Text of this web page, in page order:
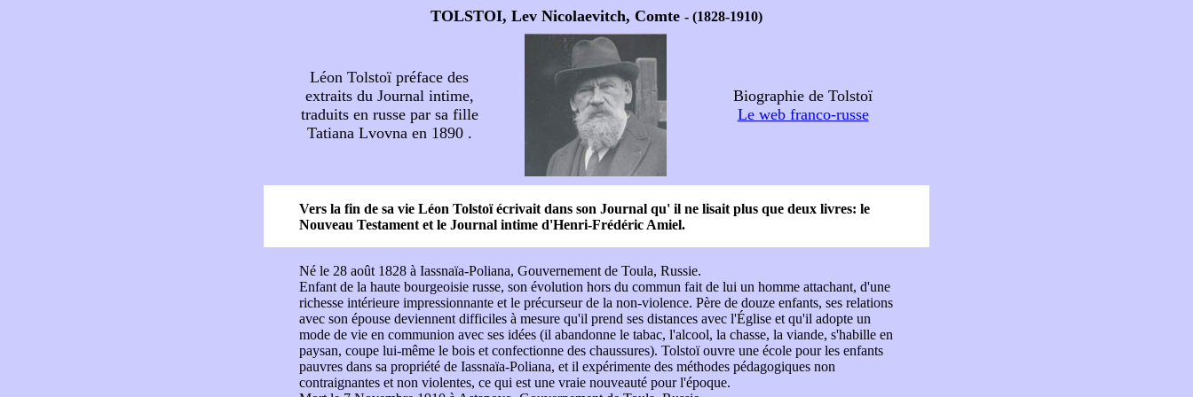
TOLSTOI, Lev Nicolaevitch, Comte - (1828-1910)
Léon Tolstoï préface des
extraits du Journal intime,
traduits en russe par sa fille
Tatiana Lvovna en 1890 .
Biographie de Tolstoï
Le web franco-russe
Vers la fin de sa vie Léon Tolstoï écrivait dans son Journal qu' il ne lisait plus que deux livres: le
Nouveau Testament et le Journal intime d'Henri-Frédéric Amiel.
Né le 28 août 1828 à Iassnaïa-Poliana, Gouvernement de Toula, Russie.
Enfant de la haute bourgeoisie russe, son évolution hors du commun fait de lui un homme attachant, d'une
richesse intérieure impressionnante et le précurseur de la non-violence. Père de douze enfants, ses relations
avec son épouse deviennent difficiles à mesure qu'il prend ses distances avec l'Église et qu'il adopte un
mode de vie en communion avec ses idées (il abandonne le tabac, l'alcool, la chasse, la viande, s'habille en
paysan, coupe lui-même le bois et confectionne des chaussures). Tolstoï ouvre une école pour les enfants
pauvres dans sa propriété de Iassnaïa-Poliana, et il expérimente des méthodes pédagogiques non
contraignantes et non violentes, ce qui est une vraie nouveauté pour l'époque.